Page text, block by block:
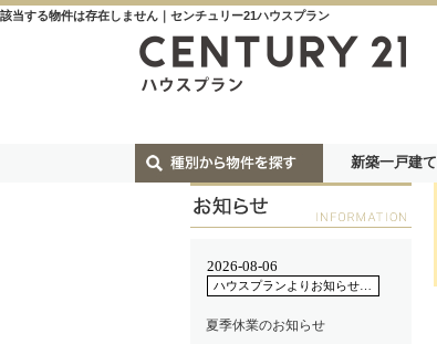
該当する物件は存在しません｜センチュリー21ハウスプラン
新築一戸建て